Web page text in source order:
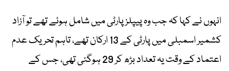
انہوں نے کہا کہ جب وہ پیپلز پارٹی میں شامل ہوئے تھے تو آزاد
کشمیر اسمبلی میں پارٹی کے 13 ارکان تھے، تاہم تحریک عدم
اعتماد کے وقت یہ تعداد بڑھ کر 29 ہوگئی تھی، جس کے